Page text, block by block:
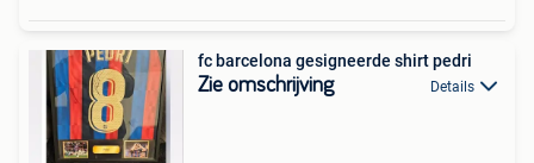
fc barcelona gesigneerde shirt pedri
Zie omschrijving Details